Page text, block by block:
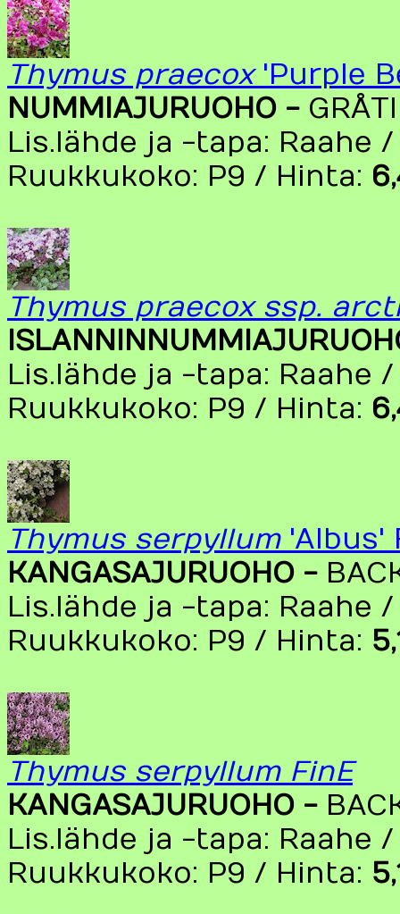
Thymus praecox 'Purple
NUMMIAJURUOHO -
Lis.lähde ja -tapa: Raahe
Ruukkukoko: P9 / Hinta:
Thymus praecox ssp.
Lis.lähde ja -tapa: Raahe
Ruukkukoko: P9 / Hinta:
Thymus serpyllum 'Albus'
KANGASAJURUOHO -
Lis.lähde ja -tapa: Raahe
Ruukkukoko: P9 / Hinta:
Thymus serpyllum FinE
KANGASAJURUOHO -
Lis.lähde ja -tapa: Raahe
Ruukkukoko: P9 / Hinta: